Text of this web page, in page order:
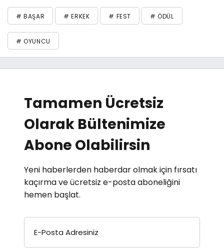
# BAŞAR # ERKEK # FEST # ÖDÜL
# OYUNCU
Tamamen Ücretsiz
Olarak Bültenimize
Abone Olabilirsin
Yeni haberlerden haberdar olmak için fırsatı
kaçırma ve ücretsiz e-posta aboneliğini
hemen başlat.
E-Posta Adresiniz